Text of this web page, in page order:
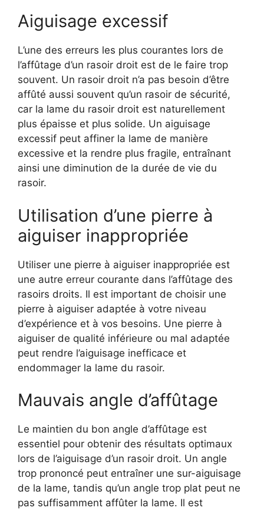
Aiguisage excessif
L’une des erreurs les plus courantes lors de
l’affûtage d’un rasoir droit est de le faire trop
souvent. Un rasoir droit n’a pas besoin d’être
affûté aussi souvent qu’un rasoir de sécurité,
car la lame du rasoir droit est naturellement
plus épaisse et plus solide. Un aiguisage
excessif peut affiner la lame de manière
excessive et la rendre plus fragile, entraînant
ainsi une diminution de la durée de vie du
rasoir.
Utilisation d’une pierre à
aiguiser inappropriée
Utiliser une pierre à aiguiser inappropriée est
une autre erreur courante dans l’affûtage des
rasoirs droits. Il est important de choisir une
pierre à aiguiser adaptée à votre niveau
d’expérience et à vos besoins. Une pierre à
aiguiser de qualité inférieure ou mal adaptée
peut rendre l’aiguisage inefficace et
endommager la lame du rasoir.
Mauvais angle d’affûtage
Le maintien du bon angle d’affûtage est
essentiel pour obtenir des résultats optimaux
lors de l’aiguisage d’un rasoir droit. Un angle
trop prononcé peut entraîner une sur-aiguisage
de la lame, tandis qu’un angle trop plat peut ne
pas suffisamment affûter la lame. Il est